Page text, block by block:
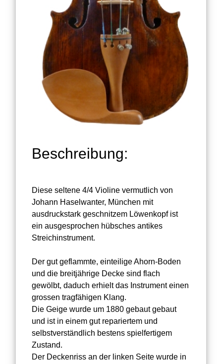
Beschreibung:
Diese seltene 4/4 Violine vermutlich von
Johann Haselwanter, München mit
ausdruckstark geschnitzem Löwenkopf ist
ein ausgesprochen hübsches antikes
Streichinstrument.
Der gut geflammte, einteilige Ahorn-Boden
und die breitjährige Decke sind flach
gewölbt, daduch erhielt das Instrument einen
grossen tragfähigen Klang.
Die Geige wurde um 1880 gebaut gebaut
und ist in einem gut repariertem und
selbstverständlich bestens spielfertigem
Zustand.
Der Deckenriss an der linken Seite wurde in